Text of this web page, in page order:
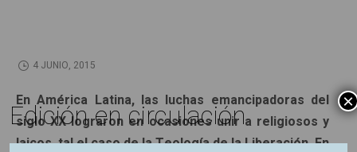
4 JUNIO, 2015
En América Latina, las luchas emancipadoras del
siglo XX lograron en ocasiones unir a religiosos y
laicos, tal el caso de la Teología de la Liberación. En
Edición en circulación ×